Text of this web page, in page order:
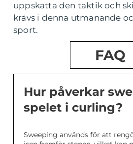
uppskatta den taktik och
krävs i denna utmanande
sport.
FAQ
Hur påverkar
spelet i curling?
Sweeping används för att